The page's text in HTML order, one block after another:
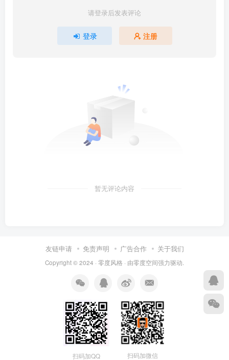
请登录后发表评论
登录 注册
暂无评论内容
友链申请 免责声明 广告合作 关于我们
Copyright © 2024 · 零度风格 · 由零度空间强力驱动.
扫码加QQ 扫码加微信